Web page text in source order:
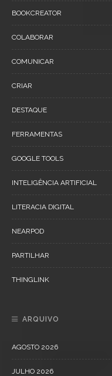
BOOKCREATOR
COLABORAR
COMUNICAR
CRIAR
DESTAQUE
FERRAMENTAS
GOOGLE TOOLS
INTELIGÊNCIA ARTIFICIAL
LITERACIA DIGITAL
NEARPOD
PARTILHAR
THINGLINK
ARQUIVO
AGOSTO 2026
JULHO 2026